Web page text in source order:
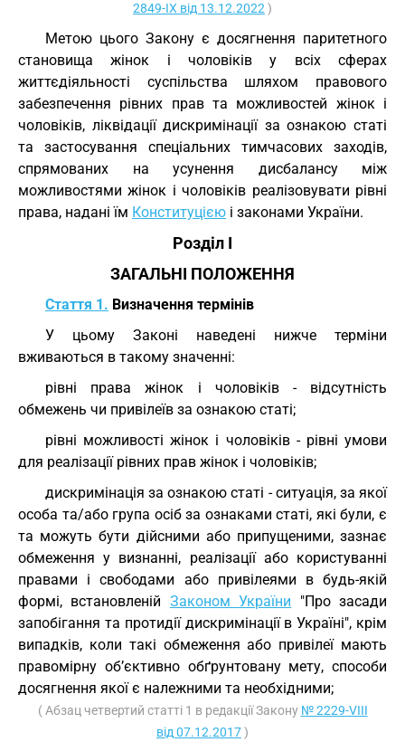
2849-IX від 13.12.2022 )
Метою цього Закону є досягнення паритетного
становища жінок і чоловіків у всіх сферах
життєдіяльності суспільства шляхом правового
забезпечення рівних прав та можливостей жінок і
чоловіків, ліквідації дискримінації за ознакою статі
та застосування спеціальних тимчасових заходів,
спрямованих на усунення дисбалансу між
можливостями жінок і чоловіків реалізовувати рівні
права, надані їм Конституцією і законами України.
Розділ I
ЗАГАЛЬНІ ПОЛОЖЕННЯ
Стаття 1. Визначення термінів
У цьому Законі наведені нижче терміни
вживаються в такому значенні:
рівні права жінок і чоловіків - відсутність
обмежень чи привілеїв за ознакою статі;
рівні можливості жінок і чоловіків - рівні умови
для реалізації рівних прав жінок і чоловіків;
дискримінація за ознакою статі - ситуація, за якої
особа та/або група осіб за ознаками статі, які були, є
та можуть бути дійсними або припущеними, зазнає
обмеження у визнанні, реалізації або користуванні
правами і свободами або привілеями в будь-якій
формі, встановленій Законом України "Про засади
запобігання та протидії дискримінації в Україні", крім
випадків, коли такі обмеження або привілеї мають
правомірну об’єктивно обґрунтовану мету, способи
досягнення якої є належними та необхідними;
( Абзац четвертий статті 1 в редакції Закону № 2229-VIII
від 07.12.2017)